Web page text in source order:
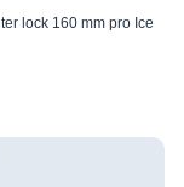
lock 160 mm pro Ice